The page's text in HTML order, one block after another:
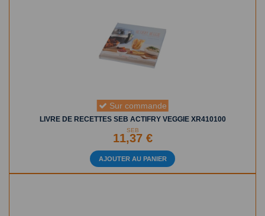
Sur commande
LIVRE DE RECETTES SEB ACTIFRY VEGGIE XR410100
SEB
11,37 €
AJOUTER AU PANIER